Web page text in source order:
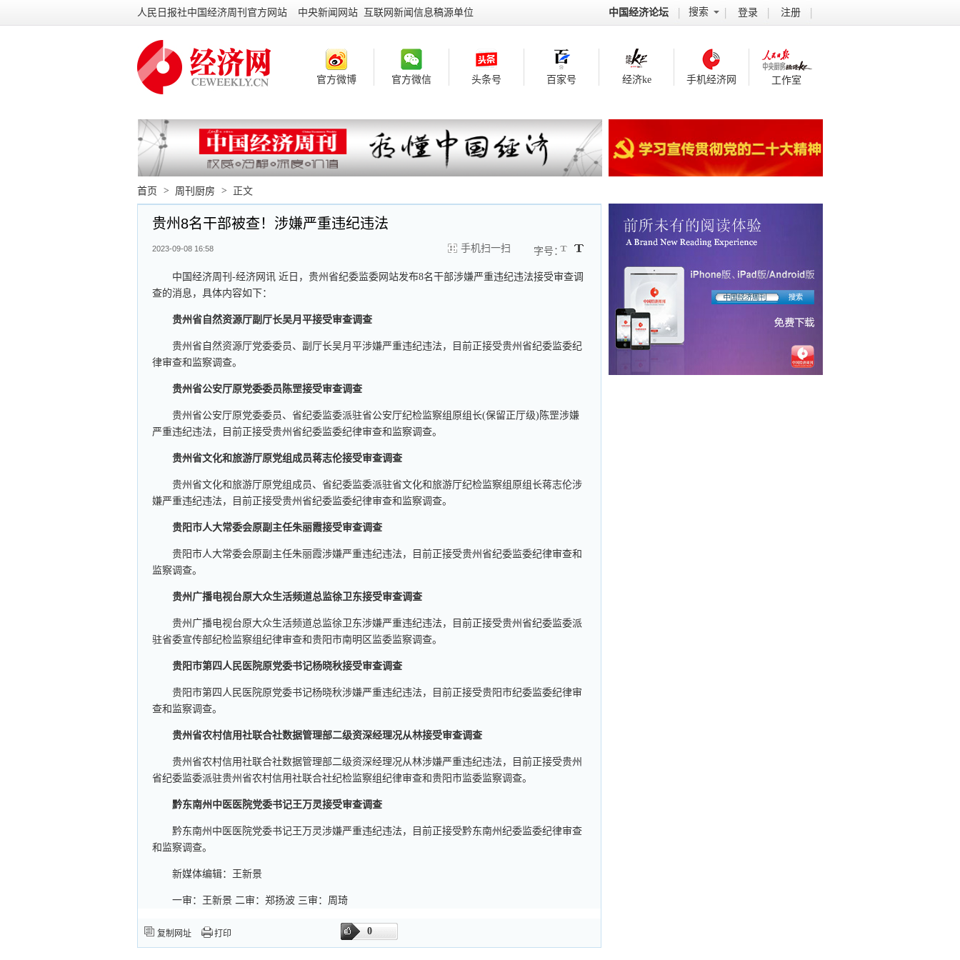
人民日报社中国经济周刊官方网站 中央新闻网站 互联网新闻信息稿源单位 中国经济论坛 搜索 登录 注册
官方微博 官方微信 头条号 百家号 经济ke 手机经济网 工作室
首页 > 周刊厨房 > 正文
贵州8名干部被查！涉嫌严重违纪违法
2023-09-08 16:58 手机扫一扫 字号：
中国经济周刊-经济网讯 近日，贵州省纪委监委网站发布8名干部涉嫌严重违纪违法接受审查调
查的消息，具体内容如下：
贵州省自然资源厅副厅长吴月平接受审查调查
贵州省自然资源厅党委委员、副厅长吴月平涉嫌严重违纪违法，目前正接受贵州省纪委监委纪
律审查和监察调查。
贵州省公安厅原党委委员陈罡接受审查调查
贵州省公安厅原党委委员、省纪委监委派驻省公安厅纪检监察组原组长(保留正厅级)陈罡涉嫌
严重违纪违法，目前正接受贵州省纪委监委纪律审查和监察调查。
贵州省文化和旅游厅原党组成员蒋志伦接受审查调查
贵州省文化和旅游厅原党组成员、省纪委监委派驻省文化和旅游厅纪检监察组原组长蒋志伦涉
嫌严重违纪违法，目前正接受贵州省纪委监委纪律审查和监察调查。
贵阳市人大常委会原副主任朱丽霞接受审查调查
贵阳市人大常委会原副主任朱丽霞涉嫌严重违纪违法，目前正接受贵州省纪委监委纪律审查和
监察调查。
贵州广播电视台原大众生活频道总监徐卫东接受审查调查
贵州广播电视台原大众生活频道总监徐卫东涉嫌严重违纪违法，目前正接受贵州省纪委监委派
驻省委宣传部纪检监察组纪律审查和贵阳市南明区监委监察调查。
贵阳市第四人民医院原党委书记杨晓秋接受审查调查
贵阳市第四人民医院原党委书记杨晓秋涉嫌严重违纪违法，目前正接受贵阳市纪委监委纪律审
查和监察调查。
贵州省农村信用社联合社数据管理部二级资深经理况从林接受审查调查
贵州省农村信用社联合社数据管理部二级资深经理况从林涉嫌严重违纪违法，目前正接受贵州
省纪委监委派驻贵州省农村信用社联合社纪检监察组纪律审查和贵阳市监委监察调查。
黔东南州中医医院党委书记王万灵接受审查调查
黔东南州中医医院党委书记王万灵涉嫌严重违纪违法，目前正接受黔东南州纪委监委纪律审查
和监察调查。
新媒体编辑：王新景
一审：王新景 二审：郑扬波 三审：周琦
复制网址 打印 0